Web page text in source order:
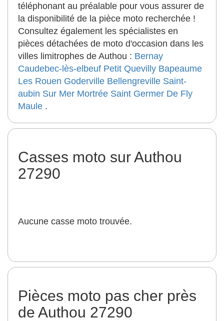
téléphonant au préalable pour vous assurer de
la disponibilité de la pièce moto recherchée !
Consultez également les spécialistes en
pièces détachées de moto d'occasion dans les
villes limitrophes de Authou : Bernay
Caudebec-lès-elbeuf Petit Quevilly Bapeaume
Les Rouen Goderville Bellengreville Saint-
aubin Sur Mer Mortrée Saint Germer De Fly
Maule .
Casses moto sur Authou
27290
Aucune casse moto trouvée.
Pièces moto pas cher près
de Authou 27290